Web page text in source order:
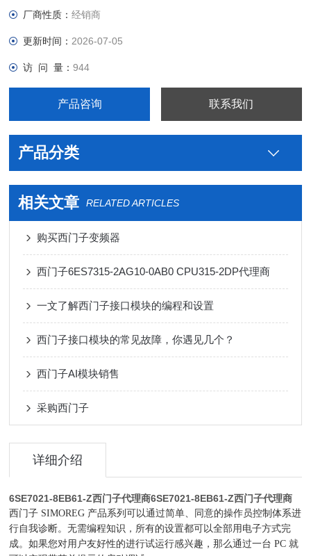
厂商性质：经销商
更新时间： 2026-07-05
访 问 量：944
产品咨询 联系我们
产品分类
相关文章 RELATED ARTICLES
购买西门子变频器
西门子6ES7315-2AG10-0AB0 CPU315-2DP代理商
一文了解西门子接口模块的编程和设置
西门子接口模块的常见故障，你遇见几个？
西门子AI模块销售
采购西门子
详细介绍
6SE7021-8EB61-Z西门子代理商6SE7021-8EB61-Z西门子代理商
西门子 SIMOREG 产品系列可以通过简单、同意的操作员控制体系进
行自我诊断。无需编程知识，所有的设置都可以全部用电子方式完
成。如果您对用户友好性的进行试运行感兴趣，那么通过一台 PC 就